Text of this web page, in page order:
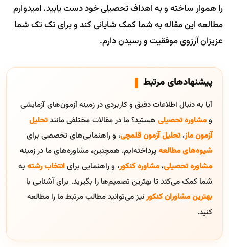
را هموار ساخته و به اهداف تحصیلی خود دست یابید. امیدوارم
مطالعه این مقاله به شما کمک شایانی کند و برای تک تک شما
عزیزان آرزوی موفقیت و رسیدن دارم.
پیشنهادهای مرتبط
آیا به دنبال اطلاعات دقیق و کاربردی در زمینه آزمون‌های آزمایشی
ومشاوره تحصیلی هستید؟ ما در مقالات مختلفی مانندتحلیل
آزمون ماز، تحلیل آزمون قلمچی، و راهنمایی‌های تخصصی برای
شیوه‌های مطالعهپرداخته‌ایم. همچنین، مشاوره‌های ما در زمینه
مشاوره تحصیلی، مشاوره کنکور، و راهنمایی برایانتخاب رشته به
شما کمک می‌کند تا بهترین تصمیم‌ها را بگیرید. برای آشنایی با
بهترین مشاوران کنکورنیز می‌توانید مطالب مرتبط ما را مطالعه
کنید.